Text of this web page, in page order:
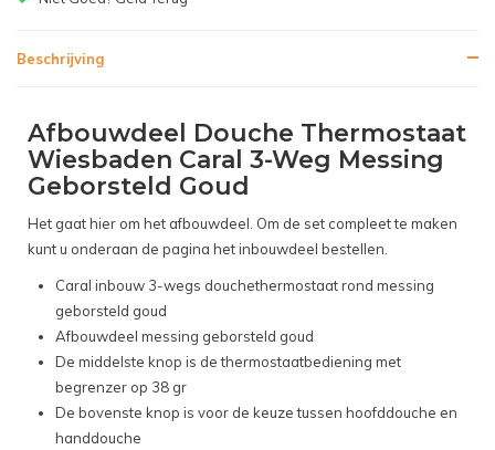
Beschrijving
Afbouwdeel Douche Thermostaat
Wiesbaden Caral 3-Weg Messing
Geborsteld Goud
Het gaat hier om het afbouwdeel. Om de set compleet te maken
kunt u onderaan de pagina het inbouwdeel bestellen.
Caral inbouw 3-wegs douchethermostaat rond messing
geborsteld goud
Afbouwdeel messing geborsteld goud
De middelste knop is de thermostaatbediening met
begrenzer op 38 gr
De bovenste knop is voor de keuze tussen hoofddouche en
handdouche